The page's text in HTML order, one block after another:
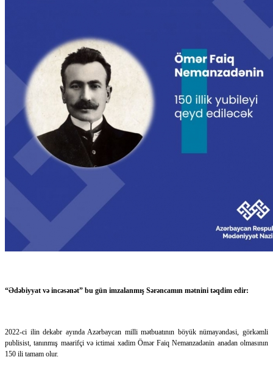
“Ədəbiyyat və incəsənət” bu gün imzalanmış Sərəncamın mətnini təqdim edir:
2022-ci ilin dekabr ayında Azərbaycan milli mətbuatının böyük nümayəndəsi, görkəmli
publisist, tanınmış maarifçi və ictimai xadim Ömər Faiq Nemanzadənin anadan olmasının
150 ili tamam olur.